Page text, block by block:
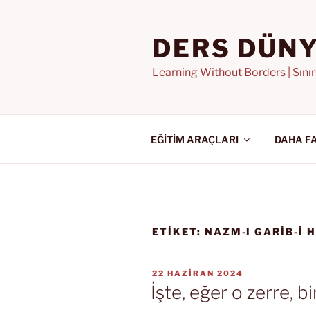
DERS
Learning Without Borders |
EĞİTİM ARAÇLARI DAHA
ETIKET: NAZM-I GARIB-I
YAYIM
TARIHI
22 HAZIRAN 2024
İşte, eğer o zerre,